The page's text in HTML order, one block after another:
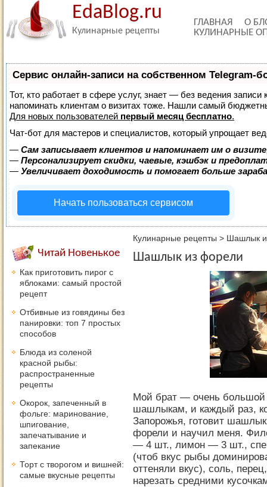
EdaBlog.ru
Кулинарные рецепты
ГЛАВНАЯ
О
КУЛИНАРНЫЕ
Сервис онлайн-записи на собственном Telegram-
Тот, кто работает в сфере услуг, знает — без ведения
напоминать клиентам о визитах тоже. Нашли самый
Для новых пользователей первый месяц бесплатно.
Чат-бот для мастеров и специалистов, который упрощает
— Сам записывает клиентов и напоминает им о
— Персонализирует скидки, чаевые, кэшбэк и
— Увеличивает доходимость и помогает больше
Начать пользоваться сервисом
Кулинарные рецепты > Шашлык
Шашлык из форели
Мой брат — очень большой
шашлыкам, и каждый раз,
Запорожья, готовит
форели и научил меня.
— 4 шт., лимон — 3 шт.,
(чтоб вкус рыбы
оттеняли вкус), соль,
нарезать средними
Читай Новенькое
Как приготовить пирог с
яблоками: самый простой
рецепт
Отбивные из говядины без
панировки: топ 7 простых
способов
Блюда из соленой
красной рыбы:
распространенные
рецепты
Окорок, запеченный в
фольге: маринование,
шпигование,
запечатывание и
запекание
Торт с творогом и вишней:
самые вкусные рецепты